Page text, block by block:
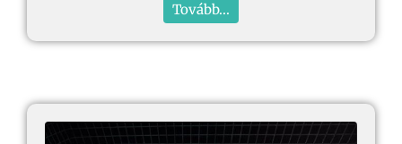
Tovább...